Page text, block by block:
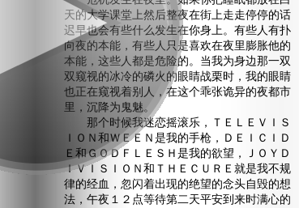
天的大学课堂上然后整夜在街上走走停停的话
迟早也会有些什么发生在你身上。有些人有扑
向夜的本能，有些人只是喜欢在夜里膨胀他的
本能，这些人都是危险的。当我为身边那一双
双窥视的冰冷的磷火的眼睛战栗时，我的眼睛
也正在窥视着别人，在这个乖张诡异的夜都市
里，沉降为鬼魅。
那个时候我迷恋摇滚乐，ＴＥＬＥＶＩＳ
ＩＯＮ和ＷＥＥＮ是我的手枪，ＤＥＩＣＩＤ
Ｅ和ＧＯＤＦＬＥＳＨ是我的欲望，ＪＯＹＤ
ＩＶＩＳＩＯＮ和ＴＨＥＣＵＲＥ就是我不规
律的经血，忽闪着出现的绝望的念头自毁的想
法，午夜１２点等待第二天平安到来时满心的